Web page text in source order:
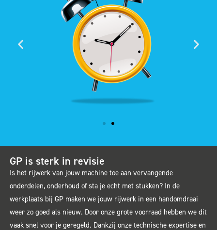
GP is sterk in revisie
Is het rijwerk van jouw machine toe aan vervangende
onderdelen, onderhoud of sta je echt met stukken? In de
werkplaats bij GP maken we jouw rijwerk in een handomdraai
weer zo goed als nieuw. Door onze grote voorraad hebben we dit
vaak snel voor je geregeld. Dankzij onze technische expertise en